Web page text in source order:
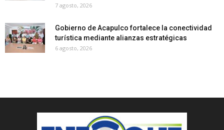
7 agosto, 2026
Gobierno de Acapulco fortalece la conectividad
turística mediante alianzas estratégicas
6 agosto, 2026